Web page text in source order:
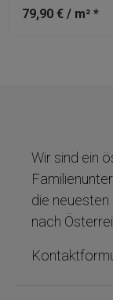
79,90 € / m² *
Wir sind ein
die neuesten
nach